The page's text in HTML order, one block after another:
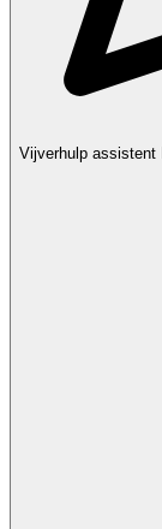
Vijverhulp assistent